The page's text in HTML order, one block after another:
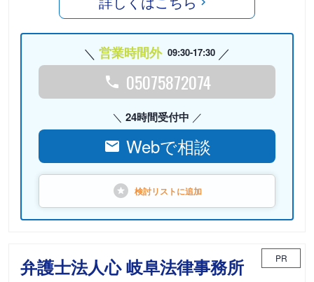
営業時間外 09:30-17:30
05075872074
24時間受付中
Webで相談
検討リストに追加
弁護士法人心 岐阜法律事務所 PR